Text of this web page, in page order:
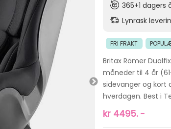
365+1 dagers
Lynrask
FRI FRAKT
Britax Römer
måneder til 4 år
sidevanger og kort
hverdagen. Best i
kr 4495.-